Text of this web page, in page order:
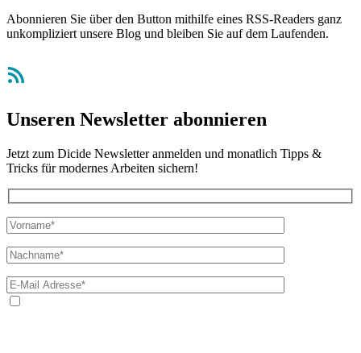
Abonnieren Sie über den Button mithilfe eines RSS-Readers ganz
unkompliziert unsere Blog und bleiben Sie auf dem Laufenden.
RSS-Feed
Unseren Newsletter abonnieren
Jetzt zum Dicide Newsletter anmelden und monatlich Tipps &
Tricks für modernes Arbeiten sichern!